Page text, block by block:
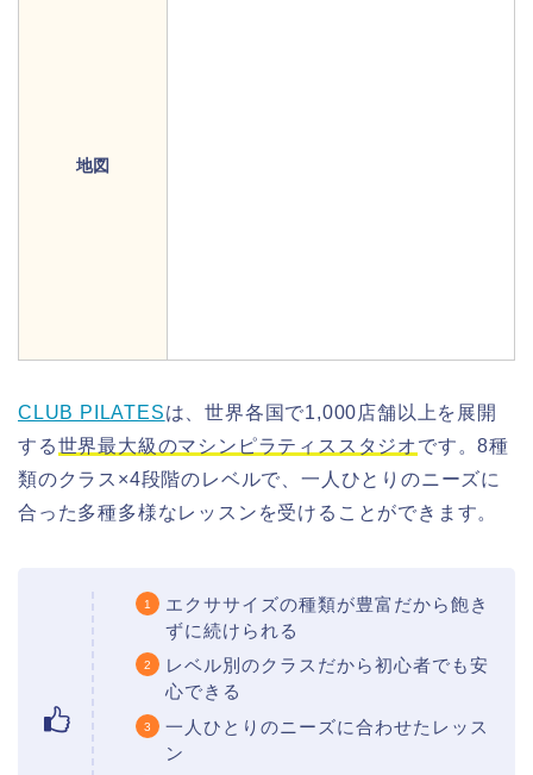
地図
CLUB PILATESは、世界各国で1,000店舗以上を展開
する世界最大級のマシンピラティススタジオ です。8種
類のクラス×4段階のレベルで、一人ひとりのニーズに
合った多種多様なレッスンを受けることができます。
エクササイズの種類が豊富だから飽き
ずに続けられる
レベル別のクラスだから初心者でも安
心できる
一人ひとりのニーズに合わせたレッス
ン